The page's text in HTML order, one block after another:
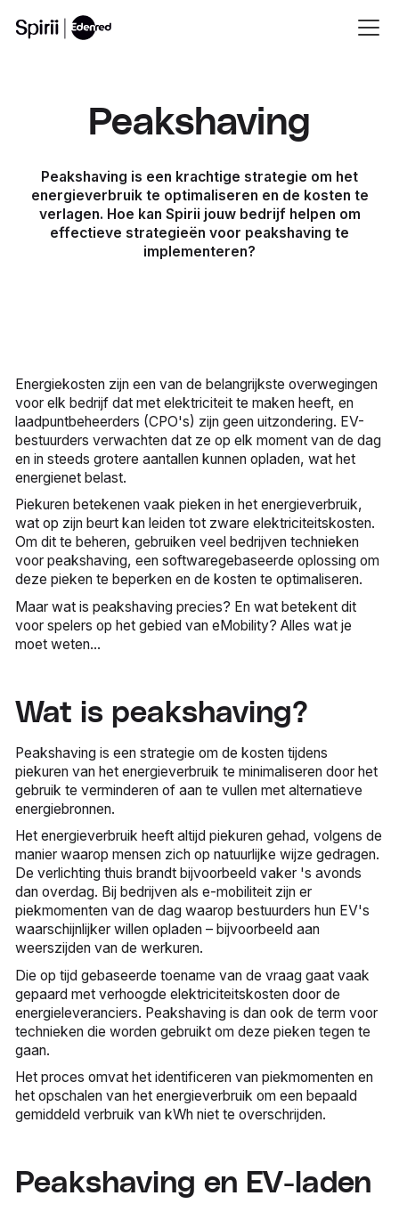
Peakshaving
Peakshaving is een krachtige strategie om het
energieverbruik te optimaliseren en de kosten te
verlagen. Hoe kan Spirii jouw bedrijf helpen om
effectieve strategieën voor peakshaving te
implementeren?
Energiekosten zijn een van de belangrijkste overwegingen
voor elk bedrijf dat met elektriciteit te maken heeft, en
laadpuntbeheerders (CPO's) zijn geen uitzondering. EV-
bestuurders verwachten dat ze op elk moment van de dag
en in steeds grotere aantallen kunnen opladen, wat het
energienet belast.
Piekuren betekenen vaak pieken in het energieverbruik,
wat op zijn beurt kan leiden tot zware elektriciteitskosten.
Om dit te beheren, gebruiken veel bedrijven technieken
voor peakshaving, een softwaregebaseerde oplossing om
deze pieken te beperken en de kosten te optimaliseren.
Maar wat is peakshaving precies? En wat betekent dit
voor spelers op het gebied van eMobility? Alles wat je
moet weten...
Wat is peakshaving?
Peakshaving is een strategie om de kosten tijdens
piekuren van het energieverbruik te minimaliseren door het
gebruik te verminderen of aan te vullen met alternatieve
energiebronnen.
Het energieverbruik heeft altijd piekuren gehad, volgens de
manier waarop mensen zich op natuurlijke wijze gedragen.
De verlichting thuis brandt bijvoorbeeld vaker 's avonds
dan overdag. Bij bedrijven als e-mobiliteit zijn er
piekmomenten van de dag waarop bestuurders hun EV's
waarschijnlijker willen opladen – bijvoorbeeld aan
weerszijden van de werkuren.
Die op tijd gebaseerde toename van de vraag gaat vaak
gepaard met verhoogde elektriciteitskosten door de
energieleveranciers. Peakshaving is dan ook de term voor
technieken die worden gebruikt om deze pieken tegen te
gaan.
Het proces omvat het identificeren van piekmomenten en
het opschalen van het energieverbruik om een bepaald
gemiddeld verbruik van kWh niet te overschrijden.
Peakshaving en EV-laden